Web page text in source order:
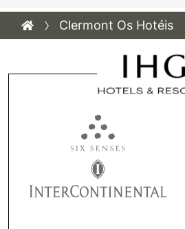
Clermont Os Hotéis